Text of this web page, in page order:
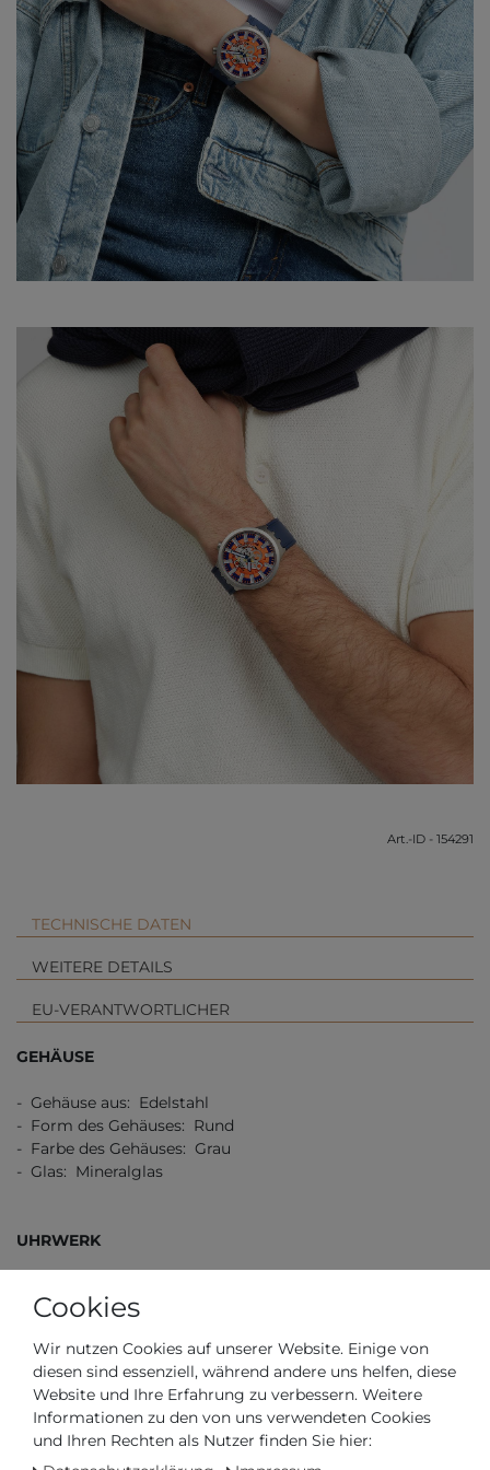
Art.-ID - 154291
TECHNISCHE DATEN
WEITERE DETAILS
EU-VERANTWORTLICHER
GEHÄUSE
- Gehäuse aus: Edelstahl
- Form des Gehäuses: Rund
- Farbe des Gehäuses: Grau
- Glas: Mineralglas
UHRWERK
- Uhrwerk: Swiss Quarz
ZIFFERNBLATT
- Farbe des Ziffernblatts: Blau
Cookies
Wir nutzen Cookies auf unserer Website. Einige von
diesen sind essenziell, während andere uns helfen, diese
Website und Ihre Erfahrung zu verbessern. Weitere
Informationen zu den von uns verwendeten Cookies
und Ihren Rechten als Nutzer finden Sie hier: